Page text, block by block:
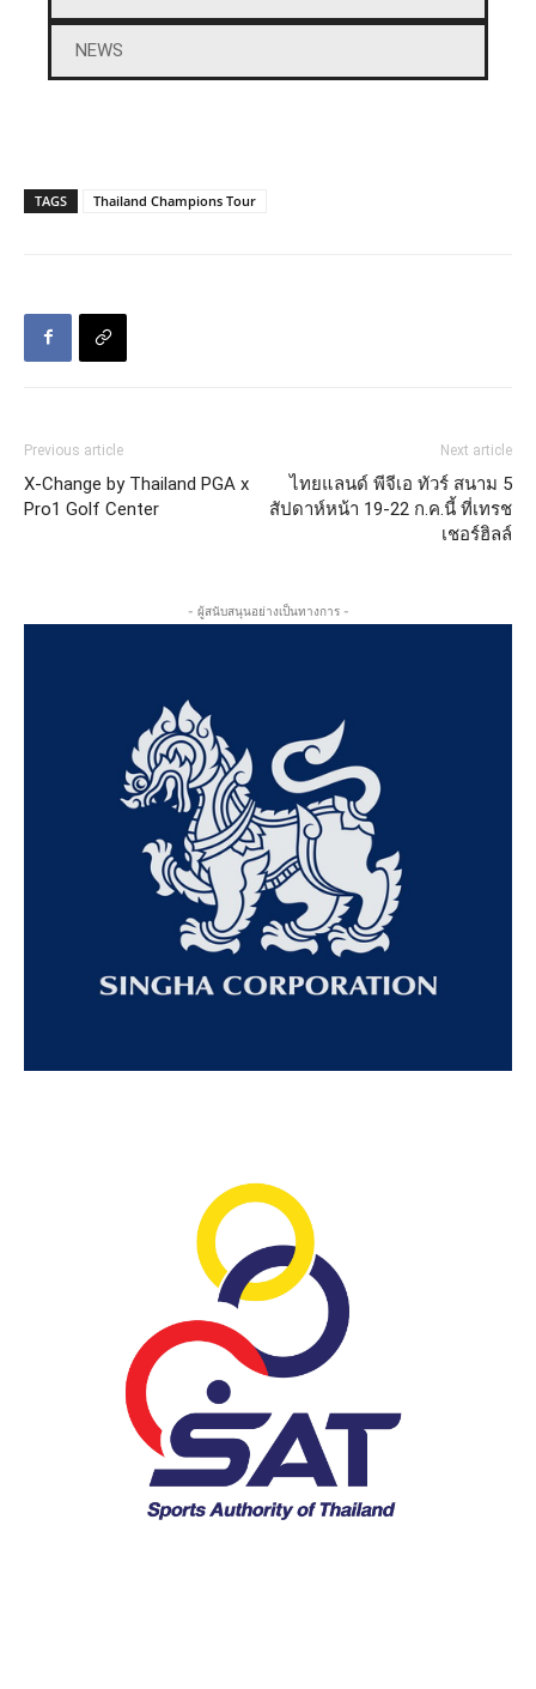
NEWS
TAGS Thailand Champions Tour
Previous article
X-Change by Thailand PGA x
Pro1 Golf Center
Next article
ไทยแลนด์ พีจีเอ ทัวร์ สนาม 5
สัปดาห์หน้า 19-22 ก.ค.นี้ ที่เทรช
เชอร์ฮิลล์
- ผู้สนับสนุนอย่างเป็นทางการ -